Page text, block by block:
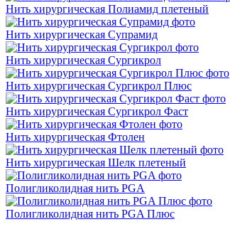
Нить хирургическая Полиамид плетеный
Нить хирургическая Супрамид
Нить хирургическая Сургикрол
Нить хирургическая Сургикрол Плюс
Нить хирургическая Сургикрол Фаст
Нить хирургическая Фтолен
Нить хирургическая Шелк плетеный
Полигликолидная нить PGA
Полигликолидная нить PGA Плюс